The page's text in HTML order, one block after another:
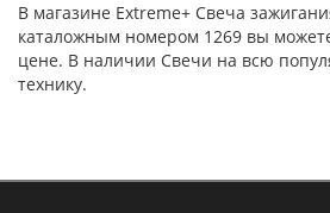
В магазине Extreme+ Свеча
каталожным номером 1269 вы
цене. В наличии Свечи на всю
технику.